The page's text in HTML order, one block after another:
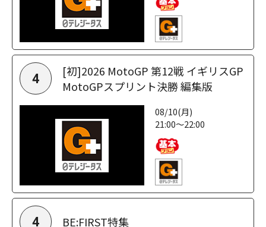
4
[初]2026 MotoGP 第12戦 イギリスGP
MotoGPスプリント決勝 編集版
08/10(月)
21:00～22:00
4 BE:FIRST特集